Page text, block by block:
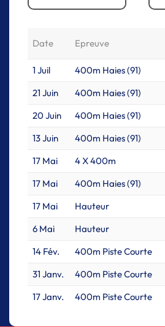
Date Epreuve
1 Juil 400m Haies (91)
21 Juin
400m Haies (91)
20 Juin
400m Haies (91)
13 Juin
400m Haies (91)
17 Mai
4 X 400m
17 Mai
400m Haies (91)
17 Mai
Hauteur
6 Mai
Hauteur
14 Fév.
400m Piste Courte
31 Janv.
400m Piste Courte
17 Janv.
400m Piste Courte